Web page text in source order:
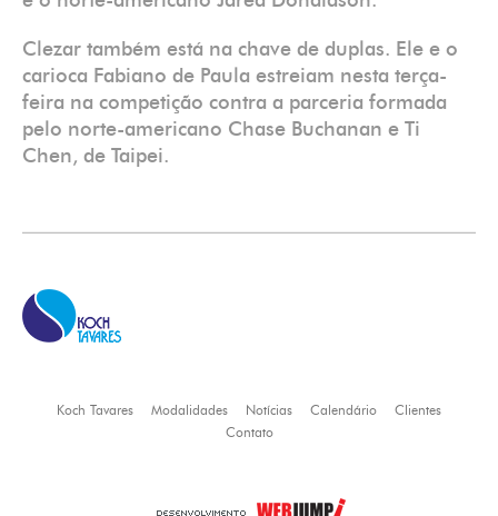
Clezar também está na chave de duplas. Ele e o
carioca Fabiano de Paula estreiam nesta terça-
feira na competição contra a parceria formada
pelo norte-americano Chase Buchanan e Ti
Chen, de Taipei.
Koch Tavares Modalidades Notícias Calendário
Clientes
Contato